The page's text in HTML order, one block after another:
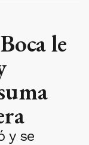
le
y se